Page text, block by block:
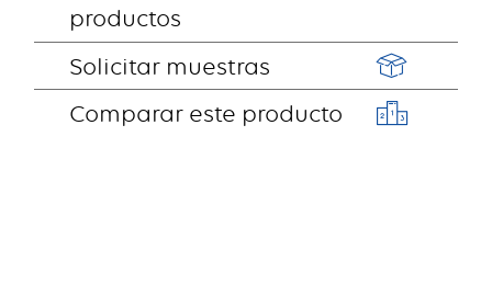
productos
Solicitar muestras
Comparar este producto